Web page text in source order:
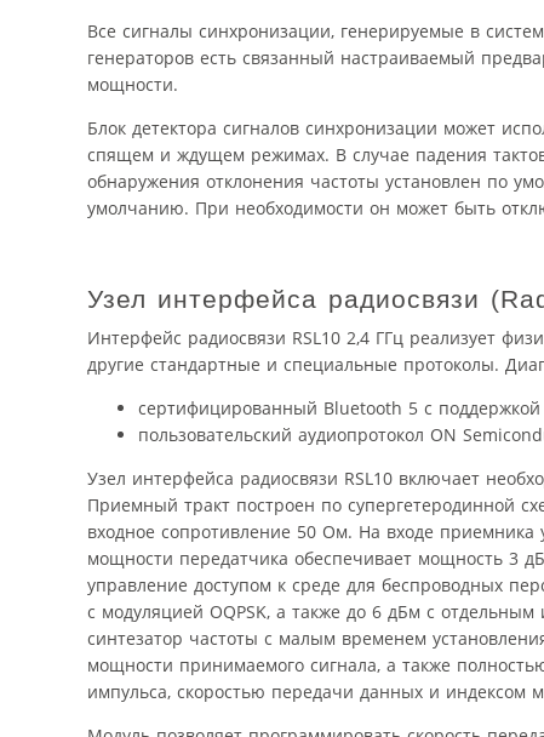
Все сигналы синхронизации, генерируемые в
генераторов есть связанный настраиваемый
мощности.
Блок детектора сигналов синхронизации может
спящем и ждущем режимах. В случае падения
обнаружения отклонения частоты установлен по
умолчанию. При необходимости он может быть
Узел интерфейса радиосвязи
Интерфейс радиосвязи RSL10 2,4 ГГц реализует
другие стандартные и специальные протоколы.
сертифицированный Bluetooth 5 с поддержкой
пользовательский аудиопротокол ON
Узел интерфейса радиосвязи RSL10 включает
Приемный тракт построен по супергетеродинной
входное сопротивление 50 Ом. На входе
мощности передатчика обеспечивает мощность 3
управление доступом к среде для беспроводных
с модуляцией OQPSK, а также до 6 дБм с
синтезатор частоты с малым временем
мощности принимаемого сигнала, а также
импульса, скоростью передачи данных и индексом